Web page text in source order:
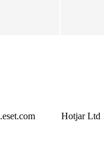
.eset.com Hotjar Ltd